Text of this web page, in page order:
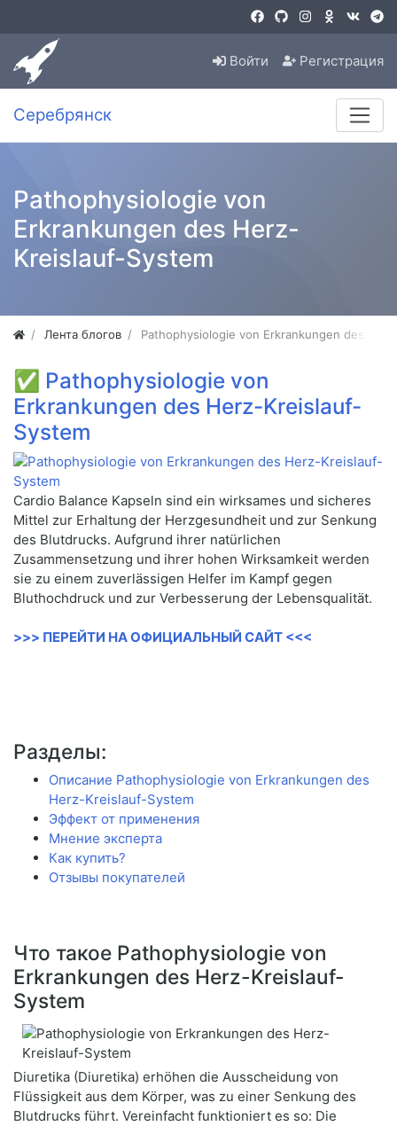
Войти Регистрация
Серебрянск
Pathophysiologie von
Erkrankungen des Herz-
Kreislauf-System
Лента блогов Pathophysiologie von Erkrankungen des
✅ Pathophysiologie von
Erkrankungen des Herz-Kreislauf-
System
Cardio Balance Kapseln sind ein wirksames und sicheres
Mittel zur Erhaltung der Herzgesundheit und zur Senkung
des Blutdrucks. Aufgrund ihrer natürlichen
Zusammensetzung und ihrer hohen Wirksamkeit werden
sie zu einem zuverlässigen Helfer im Kampf gegen
Bluthochdruck und zur Verbesserung der Lebensqualität.
>>> ПЕРЕЙТИ НА ОФИЦИАЛЬНЫЙ САЙТ <<<
Разделы:
Описание Pathophysiologie von Erkrankungen des
Herz-Kreislauf-System
Эффект от применения
Мнение эксперта
Как купить?
Отзывы покупателей
Что такое Pathophysiologie von
Erkrankungen des Herz-Kreislauf-
System
Diuretika (Diuretika) erhöhen die Ausscheidung von
Flüssigkeit aus dem Körper, was zu einer Senkung des
Blutdrucks führt. Vereinfacht funktioniert es so: Die